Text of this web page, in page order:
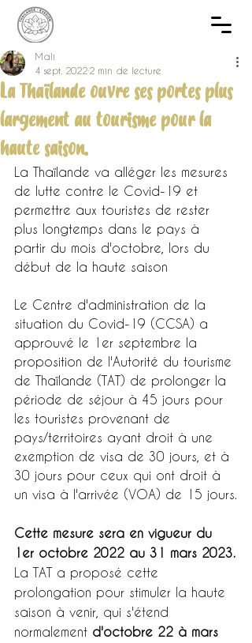
La Thaïlande ouvre ses portes plus
largement au tourisme pour la
haute saison.
Mali
4 sept. 2022 2 min de lecture
La Thaïlande va alléger les mesures
de lutte contre le Covid-19 et
permettre aux touristes de rester
plus longtemps dans le pays à
partir du mois d'octobre, lors du
début de la haute saison
Le Centre d'administration de la
situation du Covid-19 (CCSA) a
approuvé le 1er septembre la
proposition de l'Autorité du tourisme
de Thaïlande (TAT) de prolonger la
période de séjour à 45 jours pour
les touristes provenant de
pays/territoires ayant droit à une
exemption de visa de 30 jours, et à
30 jours pour ceux qui ont droit à
un visa à l'arrivée (VOA) de 15 jours.
Cette mesure sera en vigueur du
1er octobre 2022 au 31 mars 2023.
La TAT a proposé cette
prolongation pour stimuler la haute
saison à venir, qui s'étend
normalement d'octobre 22 à mars